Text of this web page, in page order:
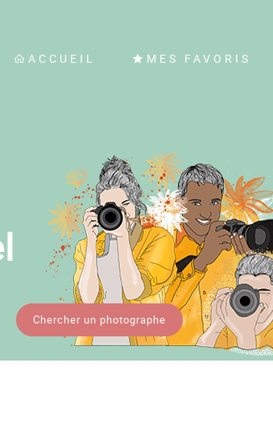
ACCUEIL MES FAVORIS
Chercher un photographe